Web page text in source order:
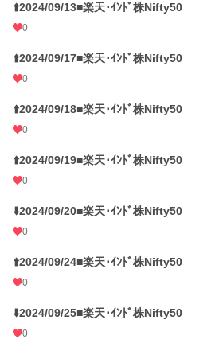
⬆️2024/09/13■楽天･ｲﾝﾄﾞ株Nifty50
0
⬆️2024/09/17■楽天･ｲﾝﾄﾞ株Nifty50
0
⬆️2024/09/18■楽天･ｲﾝﾄﾞ株Nifty50
0
⬆️2024/09/19■楽天･ｲﾝﾄﾞ株Nifty50
0
⬇️2024/09/20■楽天･ｲﾝﾄﾞ株Nifty50
0
⬆️2024/09/24■楽天･ｲﾝﾄﾞ株Nifty50
0
⬇️2024/09/25■楽天･ｲﾝﾄﾞ株Nifty50
0